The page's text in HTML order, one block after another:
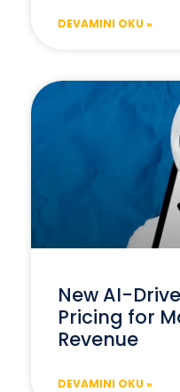
DEVAMINI OKU »
New AI-
Pricing for
Revenue
DEVAMINI OKU »